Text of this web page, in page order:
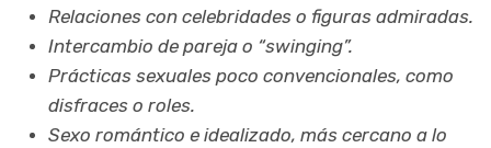
Relaciones con celebridades o figuras admiradas.
Intercambio de pareja o “swinging”.
Prácticas sexuales poco convencionales, como
disfraces o roles.
Sexo romántico e idealizado, más cercano a lo